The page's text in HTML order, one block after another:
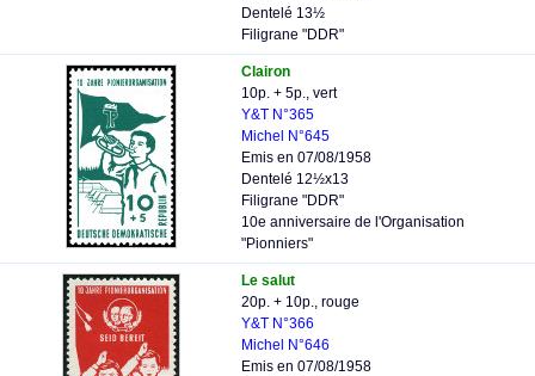
Dentelé 13½
Filigrane "DDR"
Clairon
10p. + 5p., vert
Y&T N°365
Michel N°645
Emis en 07/08/1958
Dentelé 12½x13
Filigrane "DDR"
10e anniversaire de l'Organisation
"Pionniers"
Le salut
20p. + 10p., rouge
Y&T N°366
Michel N°646
Emis en 07/08/1958